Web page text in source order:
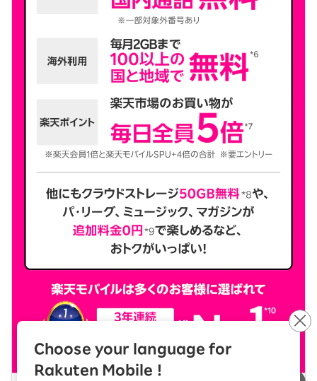
Choose your language for
Rakuten Mobile !